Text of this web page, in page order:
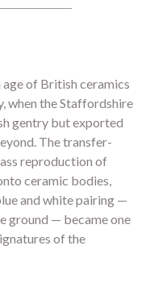
of British ceramics
when the Staffordshire
gentry but exported
The transfer-
reproduction of
ceramic bodies,
and white pairing —
ground — became one
of the